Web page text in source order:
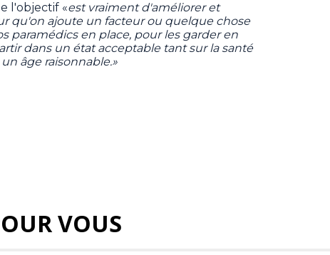
l'objectif «est vraiment d'améliorer et
qu'on ajoute un facteur ou quelque chose
paramédics en place, pour les garder en
dans un état acceptable tant sur la santé
âge raisonnable.»
VOUS